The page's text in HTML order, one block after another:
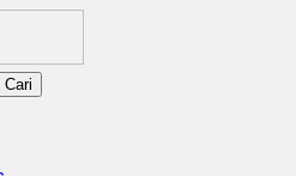
Cari